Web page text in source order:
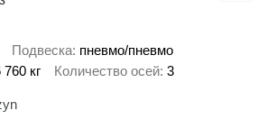
Подвеска пневмо/пневмо
760 кг Количество осей 3